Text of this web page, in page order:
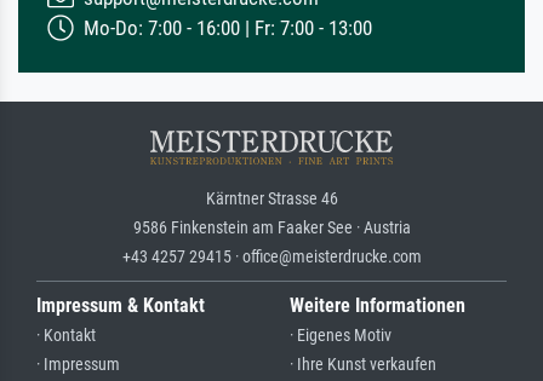
Mo-Do: 7:00 - 16:00 | Fr: 7:00 - 13:00
Kärntner Strasse 46
9586 Finkenstein am Faaker See · Austria
+43 4257 29415 · office@meisterdrucke.com
Impressum & Kontakt
· Kontakt
· Impressum
Weitere Informationen
· Eigenes Motiv
· Ihre Kunst verkaufen